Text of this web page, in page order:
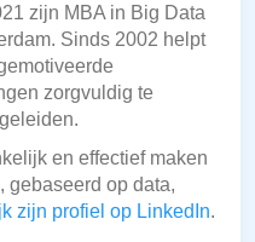
zijn MBA in Big Data
Sinds 2002 helpt
zorgvuldig te
en effectief maken
gebaseerd op data,
zijn profiel op LinkedIn.